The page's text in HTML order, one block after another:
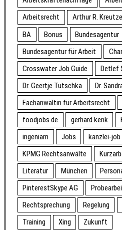
Arbeitsrecht
Arthur R.
BA
Bonus
Bundesagentur
Bundesagentur für Arbeit
Crosswater Job Guide
Detlef
Dr. Geertje Tutschka
Dr.
Fachanwältin für Arbeitsrecht
foodjobs.de
gerhard kenk
ingeniam
Jobs kanzlei-job
KPMG Rechtsanwälte
Literatur
München
PinterestSkype AG
Rechtsprechung
Regelung
Training
Xing Zukunft